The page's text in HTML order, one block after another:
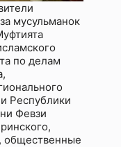
мусульманок
по делам
Республики
Февзи
общественные